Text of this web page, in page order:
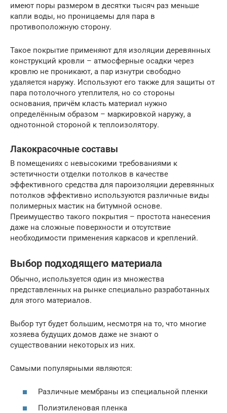
имеют поры размером в десятки тысяч раз меньше
капли воды, но проницаемы для пара в
противоположную сторону.
Такое покрытие применяют для изоляции деревянных
конструкций кровли – атмосферные осадки через
кровлю не проникают, а пар изнутри свободно
удаляется наружу. Используют его также для защиты от
пара потолочного утеплителя, но со стороны
основания, причём класть материал нужно
определённым образом – маркировкой наружу, а
однотонной стороной к теплоизолятору.
Лакокрасочные составы
В помещениях с невысокими требованиями к
эстетичности отделки потолков в качестве
эффективного средства для пароизоляции деревянных
потолков эффективно используются различные виды
полимерных мастик на битумной основе.
Преимущество такого покрытия – простота нанесения
даже на сложные поверхности и отсутствие
необходимости применения каркасов и креплений.
Выбор подходящего материала
Обычно, используется один из множества
представленных на рынке специально разработанных
для этого материалов.
Выбор тут будет большим, несмотря на то, что многие
хозяева будущих домов даже не знают о
существовании некоторых из них.
Самыми популярными являются:
Различные мембраны из специальной пленки
Полиэтиленовая пленка